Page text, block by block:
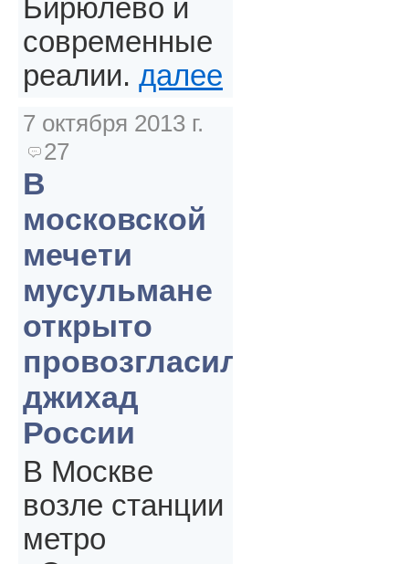
Бирюлёво и
современные
реалии. далее
7 октября 2013 г.
27
В
московской
мечети
мусульмане
открыто
провозгласили
джихад
России
В Москве
возле станции
метро